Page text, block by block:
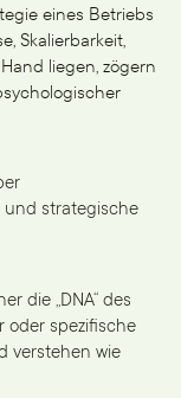
eines Betriebs
Skalierbarkeit,
liegen, zögern
und strategische
die „DNA“ des
oder spezifische
verstehen wie